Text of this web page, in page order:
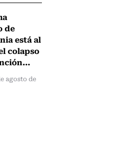
de
está al
colapso
agosto de